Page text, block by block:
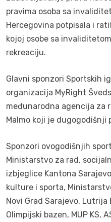
pravima osoba sa
Hercegovina potpisala i
kojoj osobe sa
rekreaciju.
Glavni sponzori Sportskih
organizacija MyRight
međunarodna agencija za
Malmo koji je dugogodišnji
Sponzori ovogodišnjih
Ministarstvo za rad,
izbjeglice Kantona
kulture i sporta,
Novi Grad Sarajevo, Lutrija
Olimpijski bazen, MUP KS,